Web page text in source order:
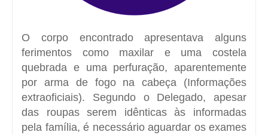
O corpo encontrado apresentava alguns
ferimentos como maxilar e uma costela
quebrada e uma perfuração, aparentemente
por arma de fogo na cabeça (Informações
extraoficiais). Segundo o Delegado, apesar
das roupas serem idênticas às informadas
pela família, é necessário aguardar os exames